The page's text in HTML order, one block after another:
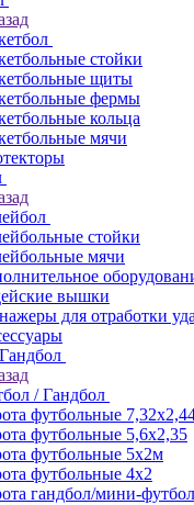
стойки
щиты
фермы
кольца
мячи
стойки
мячи
вышки
для отработки
/ Гандбол
футбольные
футбольные 5,6х2,35
футбольные 5х2м
футбольные 4х2
гандбол/мини-